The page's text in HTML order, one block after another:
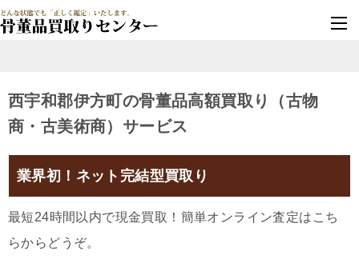
西宇和郡伊方町の骨董品高額買取り（古物
商・古美術商）サービス
業界初！ネット完結型買取り
最短24時間以内で現金買取！簡単オンライン査定はこち
らからどうぞ。